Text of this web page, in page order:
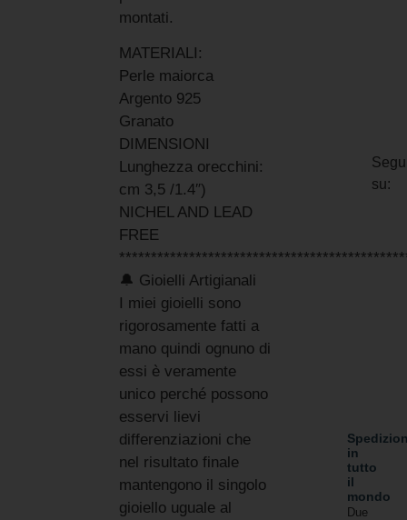
montati.
MATERIALI:
Perle maiorca
Argento 925
Granato
DIMENSIONI
Lunghezza orecchini:
cm 3,5 /1.4″)
NICHEL AND LEAD
FREE
🔔 Gioielli Artigianali
I miei gioielli sono
rigorosamente fatti a
mano quindi ognuno di
essi è veramente
unico perché possono
esservi lievi
differenziazioni che
nel risultato finale
mantengono il singolo
gioiello uguale al
in
tutto
il
mondo
Due
su: